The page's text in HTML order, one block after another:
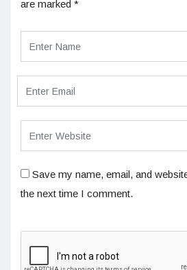
are marked *
Save my name, email, and
the next time I comment.